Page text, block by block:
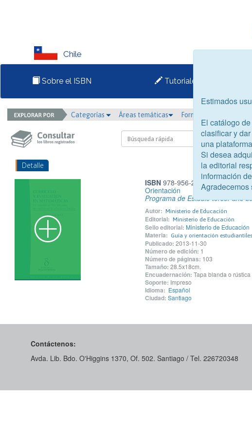
Chile
Sobre el ISBN Tutoriales
Categorías Áreas temáticas Formato
Detalle
ISBN978-956-292-412-2
Orientación
Programa de Estudio tercer año
Autor: Ministerio de Educación
Editorial: Ministerio de Educación
Sello editorial: Ministerio de Educación
Materia: Guía y orientación estudiantiles
Publicado: 2013-11-30
Número de edición: 1
Número de páginas: 103
Tamaño: 28.5x18cm.
Encuadernación: Tapa blanda o rústica
Soporte: Impreso
Idioma: Español
Ciudad: Santiago
Contáctenos:
Avda. Lib. Bdo. O'Higgins 1370, Of. 502. Santiago / Tel. 226720348
Estimados
El catálogo
clasificar y
una
Si desea
la editorial
información
Agradecemos